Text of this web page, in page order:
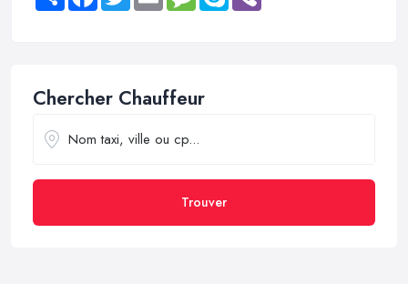
Chercher Chauffeur
Trouver